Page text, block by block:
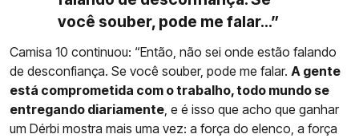
você souber, pode me falar...”
Camisa 10 continuou: “Então, não sei onde estão falando
de desconfiança. Se você souber, pode me falar. A gente
está comprometida com o trabalho, todo mundo se
entregando diariamente, e é isso que acho que ganhar
um Dérbi mostra mais uma vez: a força do elenco, a força